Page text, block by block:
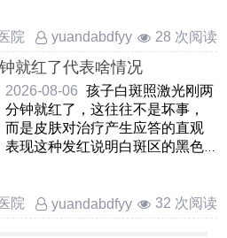
医院
yuandabdfyy 28 次阅读
就红了代表啥情况
2026-08-06 孩子白斑照激光刚两
分钟就红了，这往往不是坏事，
而是皮肤对治疗产生应答的直观
表现这种发红说明白斑区的黑色
医院 yuandabdfyy 32 次阅读